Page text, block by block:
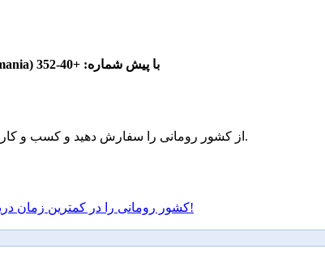
شماره تلفن Drobeta-Turnu Severin از کشور رومانی (Romania) با پیش شماره: +40-352
هم اکنون شماره Drobeta-Turnu Severin از کشور رومانی را سفارش دهید و کسب و کار خود را توسعه دهید.
اینجا را کلیک کنید و شماره Drobeta-Turnu Severin کشور رومانی را در کمترین زمان دریافت کنید!